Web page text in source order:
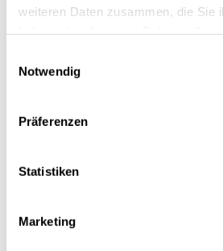
weiteren Daten zusammen, die Sie
Notwendig
Präferenzen
Statistiken
Marketing
INFORMATIONS
succulente, créant un
Les notes boisées et
la sérénité et la